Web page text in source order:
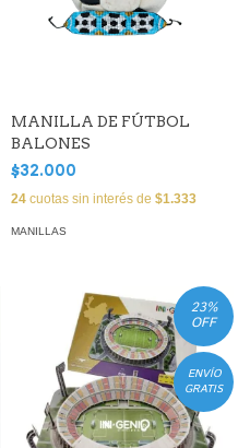
MANILLA DE FÚTBOL
BALONES
$32.000
24 cuotas sin interés de $1.333
MANILLAS
23%
OFF
ENVÍO
GRATIS